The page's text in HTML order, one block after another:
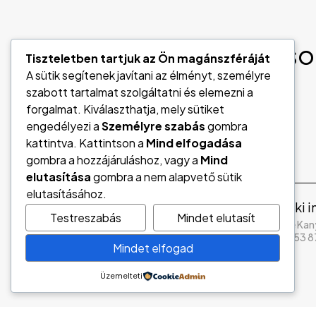
Vedd fel velünk a
Kapcsolat
Értékesítés
Királyné Nagy Krisztina
06 20 468 2530
Műszaki
Pintérné
06 70 453
Tiszteletben tartjuk az Ön magánszféráját
A sütik segítenek javítani az élményt, személyre
szabott tartalmat szolgáltatni és elemezni a
forgalmat. Kiválaszthatja, mely sütiket
engedélyezi aSzemélyre szabásgombra
kattintva. Kattintson a Mind elfogadása
gombra a hozzájáruláshoz, vagy a Mind
elutasításagombra a nem alapvető sütik
elutasításához.
Testreszabás
Mindet elutasít
Mindet elfogad
Üzemelteti